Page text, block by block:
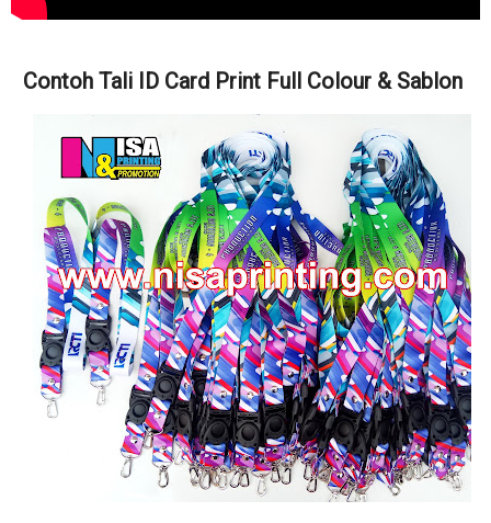
Contoh Tali ID Card Print Full Colour & Sablon